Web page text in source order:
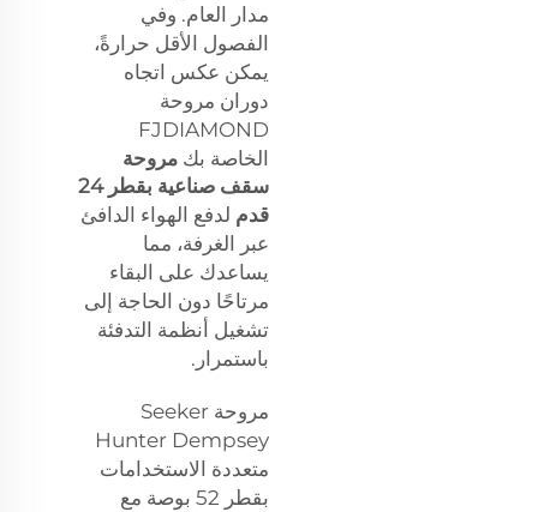
مدار العام. وفي
الفصول الأقل حرارةً،
يمكن عكس اتجاه
دوران مروحة
FJDIAMOND
الخاصة بك مروحة
سقف صناعية بقطر 24
قدم لدفع الهواء الدافئ
عبر الغرفة، مما
يساعدك على البقاء
مرتاحًا دون الحاجة إلى
تشغيل أنظمة التدفئة
باستمرار.
مروحة Seeker
Hunter Dempsey
متعددة الاستخدامات
بقطر 52 بوصة مع